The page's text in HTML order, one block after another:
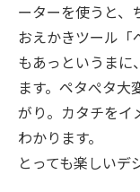
ーターを使うと、
おえかきツール「
もあっというまに
ます。ペタぺタ
がり。カタチをイ
わかります。
とっても楽しいデ